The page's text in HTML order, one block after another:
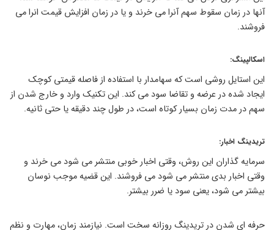
آنها در زمان سقوط سهم آنرا می خرند و یا در زمان افزایش قیمت انرا می
فروشند.
اسکالپینگ:
این استایل روشی است که سهامدار با استفاده از فاصله قیمتی کوچک
ایجاد شده در عرضه و تقاضا سود می کند. این تکنیک وارد و خارج شدن از
سهم در مدت زمان بسیار کوتاه است، در طول چند دقیقه یا حتی ثانیه.
تریدینگ اخبار:
سرمایه گذاران این روش، وقتی اخبار خوبی منتشر می شود می خرند و
وقتی اخبار بدی منتشر می شود می فروشند. این قضیه موجب نوسان
بیشتر می شود، یعنی سود یا ضرر بیشتر.
حرفه ای شدن در تریدینگ روزانه سخت است. نیازمند زمان، مهارت و نظم